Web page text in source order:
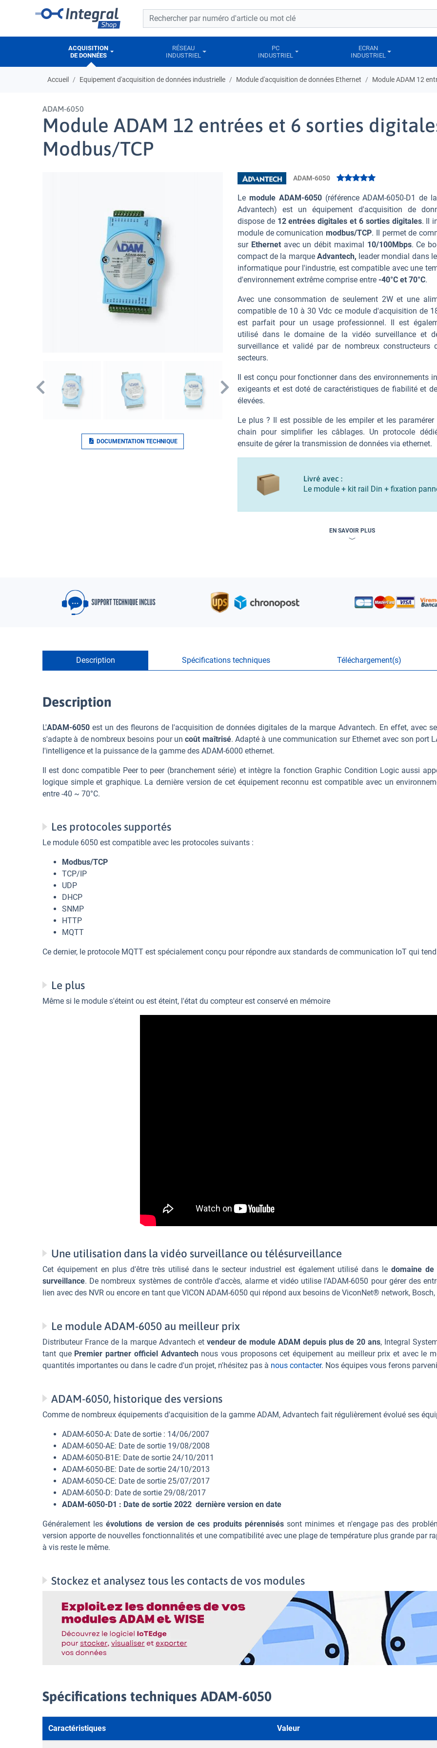
Barre de recherche
Barre de recherche
ACQUISITION
DE DONNÉES
RÉSEAU
INDUSTRIEL
PC
INDUSTRIEL
ECRAN
INDUSTRIEL
Accueil Equipement d'acquisition de données industrielle Module d'acquisition de données Ethernet Module ADAM 12
ADAM-6050
Module ADAM 12 entrées et 6 sorties
Modbus/TCP
DOCUMENTATION TECHNIQUE
ADAM-6050
Le module ADAM-6050(référence ADAM-6050-D1 de
Advantech) est un équipement d'acquisition de
dispose de 12 entrées digitales et 6 sorties digitales. Il
module de comunicationmodbus/TCP. Il permet de
sur Ethernet avec un débit maximal 10/100Mbps. Ce
compact de la marque Advantech, leader mondial dans
informatique pour l'industrie, est compatible avec une
d'environnement extrême comprise entre -40°C et 70°C.
Avec une consommation de seulement 2W et une
compatible de 10 à 30 Vdc ce module d'acquisition de
est parfait pour un usage professionnel. Il est
utilisé dans le domaine de la vidéo surveillance et
surveillance et validé par de nombreux constructeurs
secteurs.
Il est conçu pour fonctionner dans des environnements
exigeants et est doté de caractéristiques de fiabilité et
élevées.
Le plus ? Il est possible de les empiler et les paramérer
chain pour simplifier les câblages. Un protocole
ensuite de gérer la transmission de données via ethernet.
Livré avec :
Le module + kit rail Din + fixation
EN SAVOIR PLUS
Description Spécifications techniques Téléchargement(s)
Description
L'ADAM-6050 est un des fleurons de l'acquisition de données digitales de la marque Advantech. En effet, avec
s'adapte à de nombreux besoins pour uncoût maîtrisé. Adapté à une communication sur Ethernet avec son port
l'intelligence et la puissance de la gamme des ADAM-6000 ethernet.
Il est donc compatible Peer to peer (branchement série) et intègre la fonction Graphic Condition Logic aussi
logique simple et graphique. La dernière version de cet équipement reconnu est compatible avec un
entre -40 ~ 70°C.
Les protocoles supportés
Le module 6050 est compatible avec les protocoles suivants :
Modbus/TCP
TCP/IP
UDP
DHCP
SNMP
HTTP
MQTT
Ce dernier, le protocole MQTT est spécialement conçu pour répondre aux standards de communication IoT qui
Le plus
Même si le module s'éteint ou est éteint, l'état du compteur est conservé en mémoire
Une utilisation dans la vidéo surveillance ou télésurveillance
Cet équipement en plus d'être très utilisé dans le secteur industriel est également utilisé dans le domaine
surveillance. De nombreux systèmes de contrôle d'accès, alarme et vidéo utilise l'ADAM-6050 pour gérer des
lien avec des NVR ou encore en tant que VICON ADAM-6050 qui répond aux besoins de ViconNet® network,
Le module ADAM-6050 au meilleur prix
Distributeur France de la marque Advantech et vendeur de module ADAM depuis plus de 20 ans, Integral
tant que Premier partner officiel Advantechnous vous proposons cet équipement au meilleur prix et avec le
quantités importantes ou dans le cadre d'un projet, n'hésitez pas à nous contacter. Nos équipes vous ferons
ADAM-6050, historique des versions
Comme de nombreux équipements d'acquisition de la gamme ADAM, Advantech fait régulièrement évolué ses
ADAM-6050-A: Date de sortie : 14/06/2007
ADAM-6050-AE: Date de sortie 19/08/2008
ADAM-6050-B1E: Date de sortie 24/10/2011
ADAM-6050-BE: Date de sortie 24/10/2013
ADAM-6050-CE: Date de sortie 25/07/2017
ADAM-6050-D: Date de sortie 29/08/2017
ADAM-6050-D1 : Date de sortie 2022 dernière version en date
Généralement lesévolutions de version de ces produits pérenniséssont minimes et n'engage pas des
version apporte de nouvelles fonctionnalités et une compatibilité avec une plage de température plus grande par
à vis reste le même.
Stockez et analysez tous les contacts de vos modules
Spécifications techniques ADAM-6050
Caractéristiques Valeur